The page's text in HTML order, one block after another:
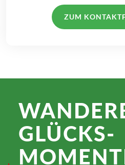
ZUM
GLÜCKS­